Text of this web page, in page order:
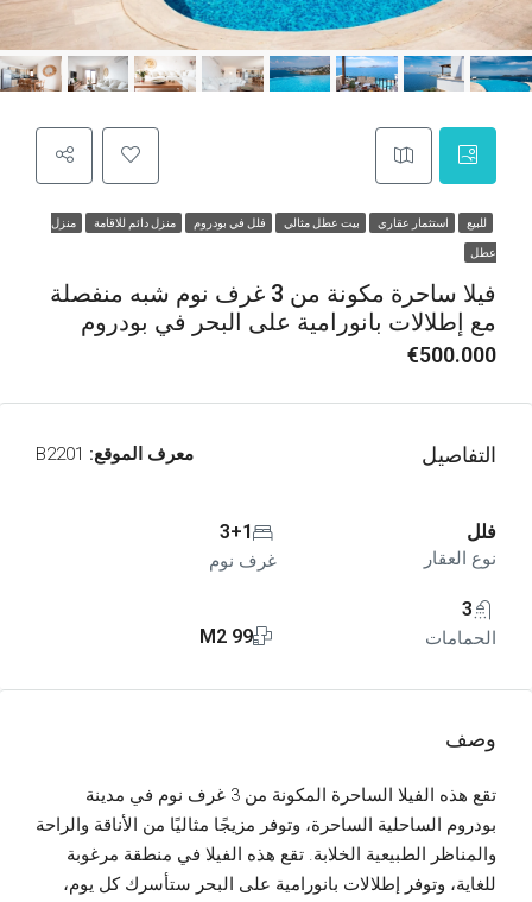
للبيع استثمار عقاري بيت عطل مثالي فلل في بودروم منزل دائم للاقامة منزل
عطل
فيلا ساحرة مكونة من 3 غرف نوم شبه منفصلة
مع إطلالات بانورامية على البحر في بودروم
€500.000
التفاصيل معرف الموقع:
فلل
نوع العقار
3+1
غرف نوم
3
الحمامات 99 M2
وصف
تقع هذه الفيلا الساحرة المكونة من 3 غرف نوم في مدينة
بودروم الساحلية الساحرة، وتوفر مزيجًا مثاليًا من الأناقة والراحة
والمناظر الطبيعية الخلابة. تقع هذه الفيلا في منطقة مرغوبة
للغاية، وتوفر إطلالات بانورامية على البحر ستأسرك كل يوم،